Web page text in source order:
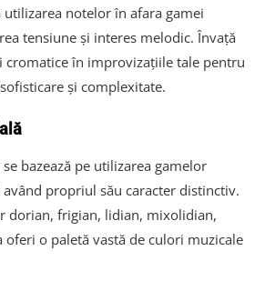
notelor în afara gamei
tensiune și interes melodic. Învață
cromatice în improvizațiile tale pentru
și complexitate.
bazează pe utilizarea gamelor
propriul său caracter distinctiv.
dorian, frigian, lidian, mixolidian,
o paletă vastă de culori muzicale